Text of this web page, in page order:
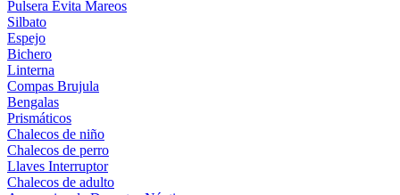
Pulsera Evita Mareos
Silbato
Espejo
Bichero
Linterna
Compas Brujula
Bengalas
Prismáticos
Chalecos de niño
Chalecos de perro
Llaves Interruptor
Chalecos de adulto